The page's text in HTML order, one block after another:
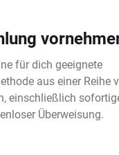
für dich geeignete
aus einer Reihe
einschließlich
Überweisung.